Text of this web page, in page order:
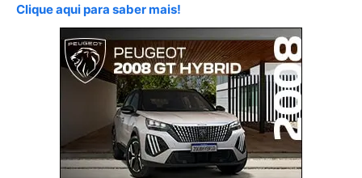
Clique aqui para saber mais!